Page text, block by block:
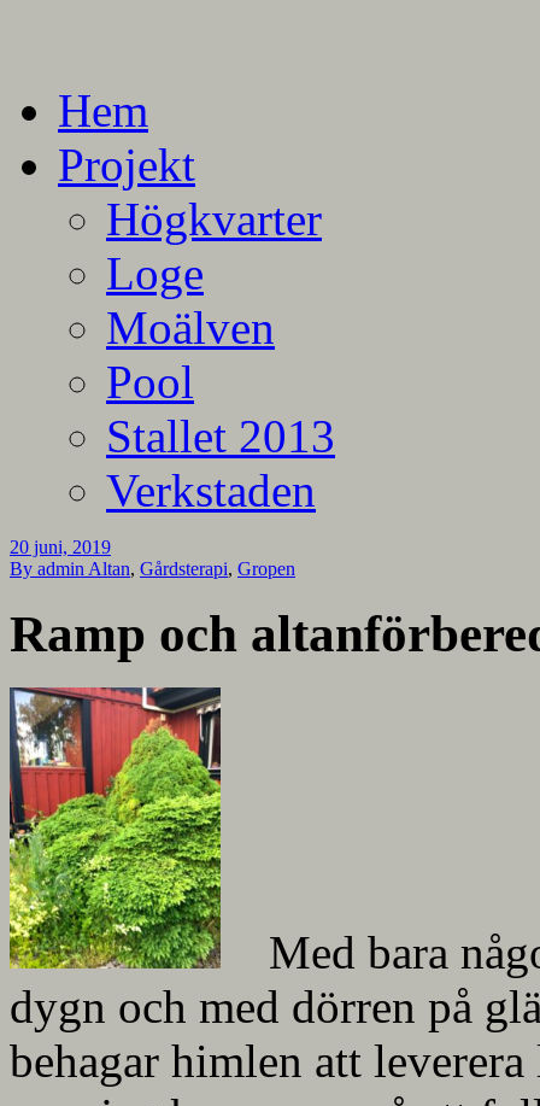
Hem
Projekt
Högkvarter
Loge
Moälven
Pool
Stallet 2013
Verkstaden
20 juni, 2019
By admin Altan, Gårdsterapi, Gropen
Ramp och
Med bara
dygn och med dörren på
behagar himlen att